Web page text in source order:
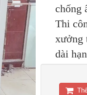
chống
Thi
xưởng
dài